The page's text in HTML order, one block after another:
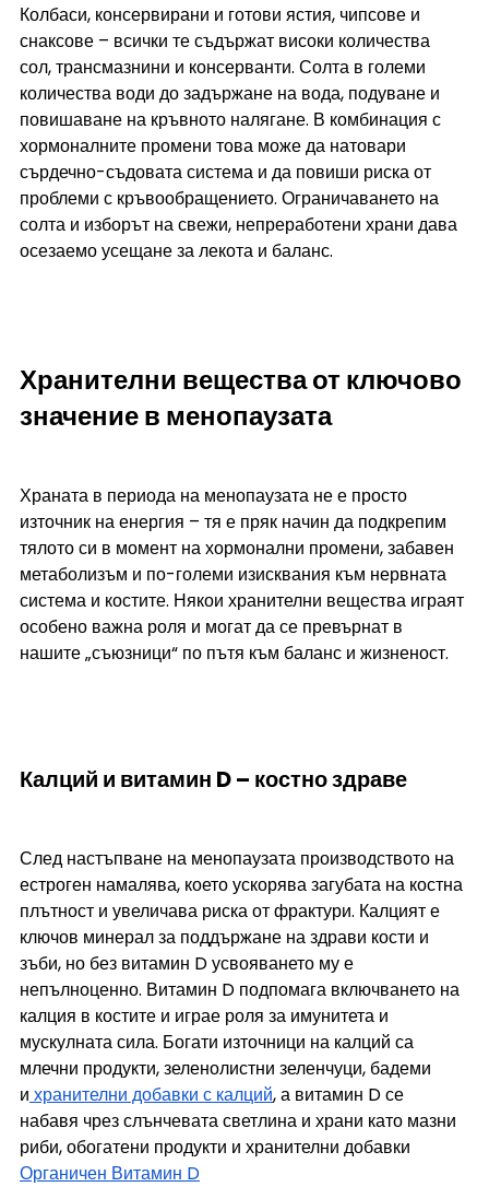
Колбаси, консервирани и готови ястия, чипсове и
снаксове – всички те съдържат високи количества
сол, трансмазнини и консерванти. Солта в големи
количества води до задържане на вода, подуване и
повишаване на кръвното налягане. В комбинация с
хормоналните промени това може да натовари
сърдечно-съдовата система и да повиши риска от
проблеми с кръвообращението. Ограничаването на
солта и изборът на свежи, непреработени храни дава
осезаемо усещане за лекота и баланс.
Хранителни вещества от ключово
значение в менопаузата
Храната в периода на менопаузата не е просто
източник на енергия – тя е пряк начин да подкрепим
тялото си в момент на хормонални промени, забавен
метаболизъм и по-големи изисквания към нервната
система и костите. Някои хранителни вещества играят
особено важна роля и могат да се превърнат в
нашите „съюзници“ по пътя към баланс и жизненост.
Калций и витамин D – костно здраве
След настъпване на менопаузата производството на
естроген намалява, което ускорява загубата на костна
плътност и увеличава риска от фрактури. Калцият е
ключов минерал за поддържане на здрави кости и
зъби, но без витамин D усвояването му е
непълноценно. Витамин D подпомага включването на
калция в костите и играе роля за имунитета и
мускулната сила. Богати източници на калций са
млечни продукти, зеленолистни зеленчуци, бадеми
и хранителни добавки с калций, а витамин D се
набавя чрез слънчевата светлина и храни като мазни
риби, обогатени продукти и хранителни добавки
Органичен Витамин D